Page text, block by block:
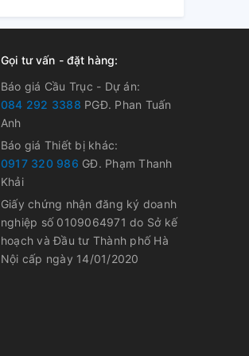
Gọi tư vấn - đặt hàng:
Báo giá Cầu Trục - Dự án:
084 292 3388 PGĐ. Phan Tuấn
Anh
Báo giá Thiết bị khác:
0917 320 986 GĐ. Phạm Thanh
Khải
Giấy chứng nhận đăng ký doanh
nghiệp số 0109064971 do Sở kế
hoạch và Đầu tư Thành phố Hà
Nội cấp ngày 14/01/2020